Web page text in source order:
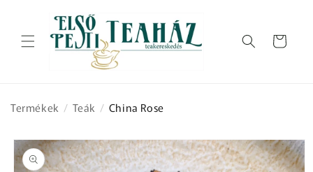
tartalomhoz
Kosár
Termékek / Teák / China Rose
Kihagyás, és
ugrás a
termékadatokra